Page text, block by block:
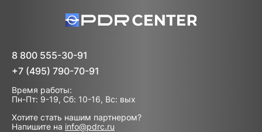
8 800 555-30-91
+7 (495) 790-70-91
Время работы:
Пн-Пт: 9-19, Сб: 10-16, Вс: вых
Хотите стать нашим партнером?
Напишите на info@pdrc.ru